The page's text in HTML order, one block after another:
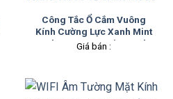
Công Tắc Ổ Cắm Vuông
Kính Cường Lực Xanh Mint
Tenko TK-F71D Mint Mode
Giá bán :